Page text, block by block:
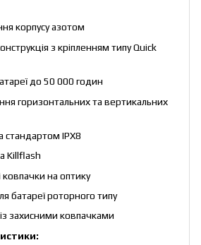
корпусу азотом
з кріпленням типу Quick
до 50 000 годин
горизонтальних та вертикальних
стандартом IPX8
Killflash
ковпачки на оптику
батареї роторного типу
захисними ковпачками